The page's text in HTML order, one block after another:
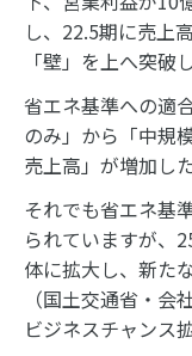
し、22.5期に売上
「壁」を上へ突破
省エネ基準への適
のみ」から「中規
売上高」が増加し
それでも省エネ基
られていますが、
体に拡大し、新た
（国土交通省・
ビジネスチャンス